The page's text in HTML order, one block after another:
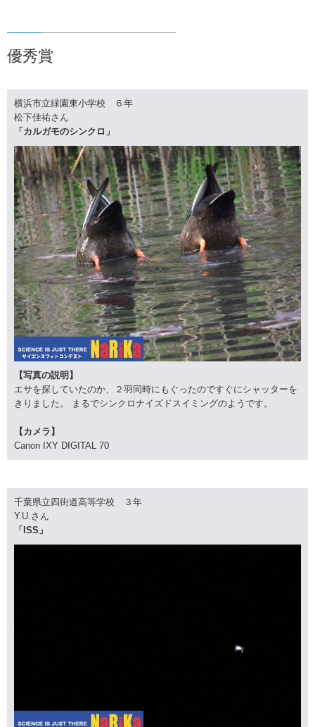
優秀賞
横浜市立緑園東小学校 ６年
松下佳祐さん
「カルガモのシンクロ」
【写真の説明】
エサを探していたのか、２羽同時にもぐったのですぐにシャッターを
きりました。 まるでシンクロナイズドスイミングのようです。
【カメラ】
Canon IXY DIGITAL 70
千葉県立四街道高等学校 ３年
Y.U.さん
「ISS」